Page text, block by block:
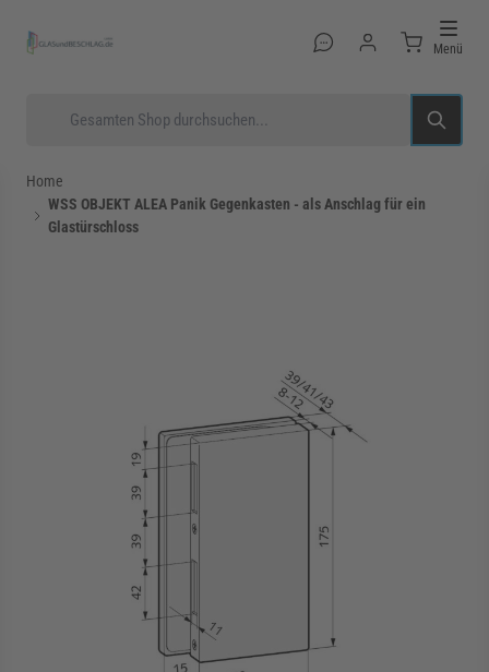
Menü
für Kategorie Beschläge anzeigen
für Kategorie Zargen anzeigen
für Kategorie Aussenverglasung
Home
WSS OBJEKT ALEA Panik Gegenkasten - als Anschlag für ein
Glastürschloss